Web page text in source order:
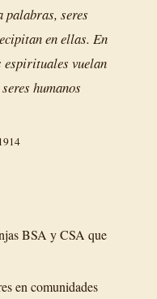
palabras, seres
en ellas. En
espirituales vuelan
humanos
BSA y CSA que
en comunidades